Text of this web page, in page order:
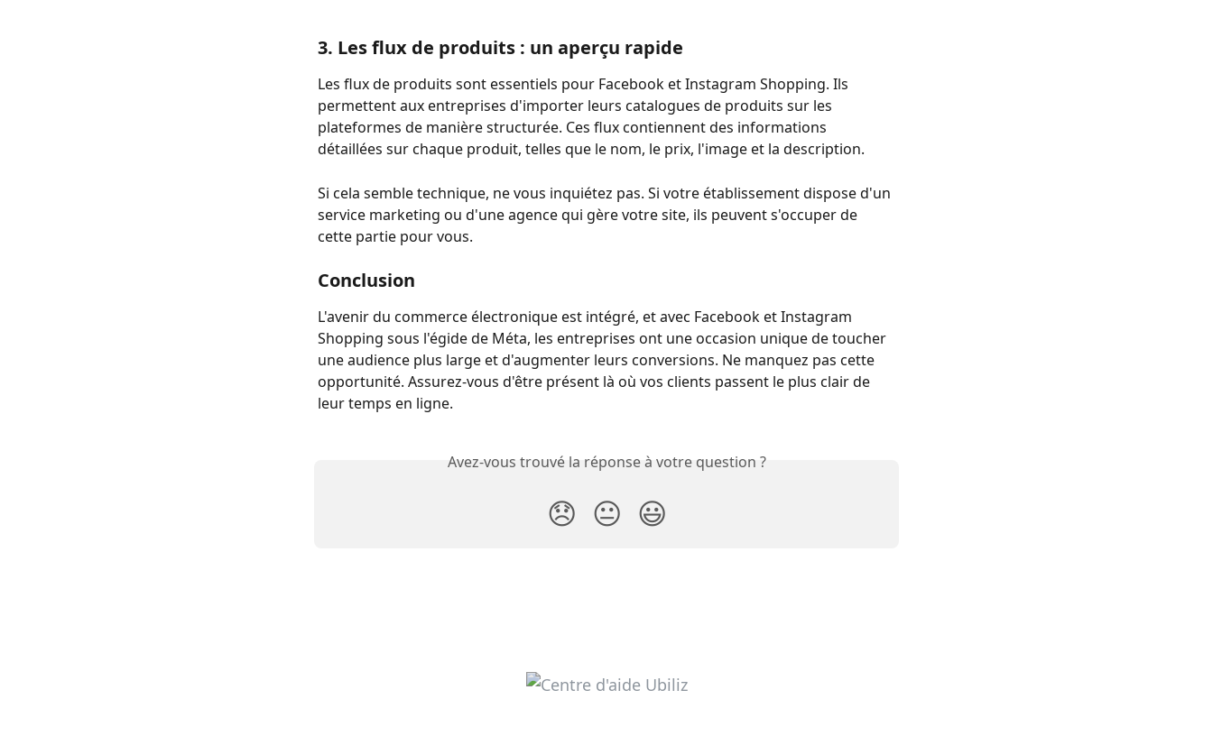
3. Les flux de produits : un aperçu rapide
Les flux de produits sont essentiels pour Facebook et Instagram Shopping. Ils
permettent aux entreprises d'importer leurs catalogues de produits sur les
plateformes de manière structurée. Ces flux contiennent des informations
détaillées sur chaque produit, telles que le nom, le prix, l'image et la description.
Si cela semble technique, ne vous inquiétez pas. Si votre établissement dispose d'un
service marketing ou d'une agence qui gère votre site, ils peuvent s'occuper de
cette partie pour vous.
Conclusion
L'avenir du commerce électronique est intégré, et avec Facebook et Instagram
Shopping sous l'égide de Méta, les entreprises ont une occasion unique de toucher
une audience plus large et d'augmenter leurs conversions. Ne manquez pas cette
opportunité. Assurez-vous d'être présent là où vos clients passent le plus clair de
leur temps en ligne.
Avez-vous trouvé la réponse à votre question ?
😞 😐 😃